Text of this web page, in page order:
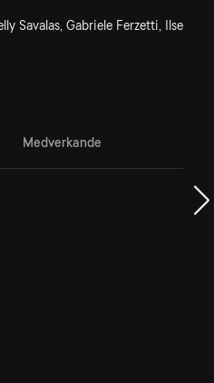
Savalas, Gabriele Ferzetti, Ilse
Medverkande